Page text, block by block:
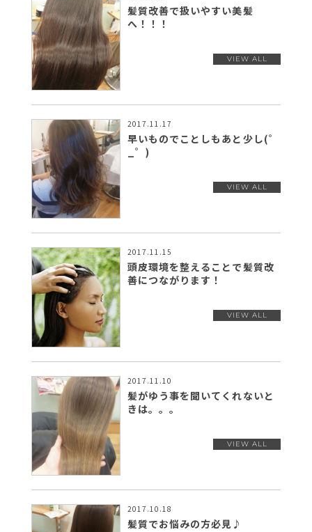
髪質改善で扱いやすい美髪
へ！！！
2017.11.17
早いものでことしもあと少し(゜
_゜)
2017.11.15
頭皮環境を整えることで髪質改
善につながります！
2017.11.10
髪がゆう事を聞いてくれないと
きは。。。
2017.10.18
髪質でお悩みの方必見♪